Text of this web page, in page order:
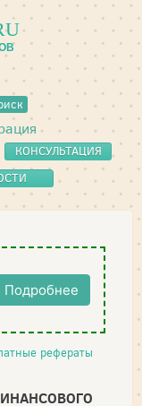
КОНСУЛЬТАЦИЯ
Подробнее
рефераты